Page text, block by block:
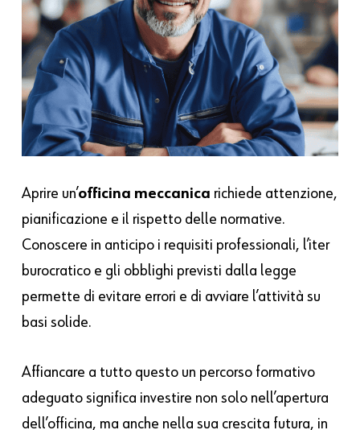
Aprire un’officina meccanica richiede attenzione,
pianificazione e il rispetto delle normative.
Conoscere in anticipo i requisiti professionali, l’iter
burocratico e gli obblighi previsti dalla legge
permette di evitare errori e di avviare l’attività su
basi solide.
Affiancare a tutto questo un percorso formativo
adeguato significa investire non solo nell’apertura
dell’officina, ma anche nella sua crescita futura, in